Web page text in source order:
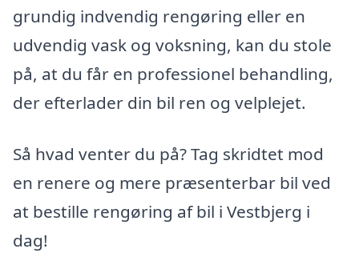
grundig indvendig rengøring eller en
udvendig vask og voksning, kan du stole
på, at du får en professionel behandling,
der efterlader din bil ren og velplejet.
Så hvad venter du på? Tag skridtet mod
en renere og mere præsenterbar bil ved
at bestille rengøring af bil i Vestbjerg i
dag!